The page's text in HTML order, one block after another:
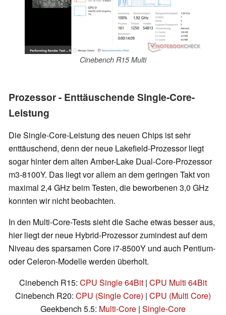
Cinebench R15 Multi
Prozessor - Enttäuschende Single-Core-
Leistung
Die Single-Core-Leistung des neuen Chips ist sehr
enttäuschend, denn der neue Lakefield-Prozessor liegt
sogar hinter dem alten Amber-Lake Dual-Core-Prozessor
m3-8100Y. Das liegt vor allem an dem geringen Takt von
maximal 2,4 GHz beim Testen, die beworbenen 3,0 GHz
konnten wir nicht beobachten.
In den Multi-Core-Tests sieht die Sache etwas besser aus,
hier liegt der neue Hybrid-Prozessor zumindest auf dem
Niveau des sparsamen Core i7-8500Y und auch Pentium-
oder Celeron-Modelle werden überholt.
Cinebench R15: CPU Single 64Bit | CPU Multi 64Bit
Cinebench R20: CPU (Single Core) | CPU (Multi Core)
Geekbench 5.5: Multi-Core | Single-Core